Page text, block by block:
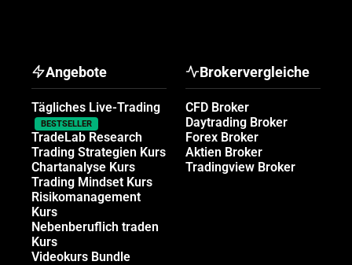
Angebote
Tägliches Live-Trading
BESTSELLER
TradeLab Research
Trading Strategien Kurs
Chartanalyse Kurs
Trading Mindset Kurs
Risikomanagement
Kurs
Nebenberuflich traden
Kurs
Videokurs Bundle
Brokervergleiche
CFD Broker
Daytrading Broker
Forex Broker
Aktien Broker
Tradingview Broker